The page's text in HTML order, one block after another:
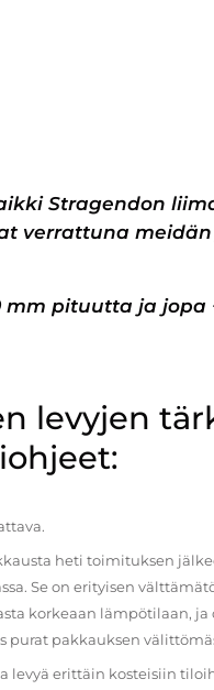
Stragendon
verrattuna
mm pituutta ja jopa
levyjen
heti toimituksen
Se on erityisen
korkeaan lämpötilaan, ja
purat pakkauksen
levyä erittäin kosteisiin